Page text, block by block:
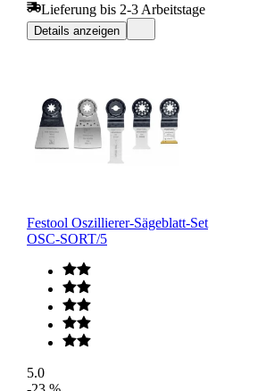
Lieferung bis 2-3 Arbeitstage
Details anzeigen
Festool Oszillierer-Sägeblatt-Set
OSC-SORT/5
5.0